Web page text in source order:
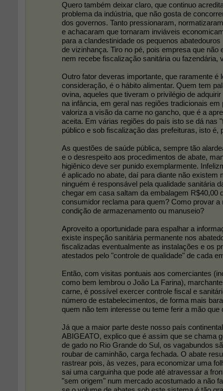
Quero também deixar claro, que continuo
problema da indústria, que não gosta de
dos governos. Tanto pressionaram,
e achacaram que tornaram inviáveis
para a clandestinidade os pequenos
de vizinhança. Tiro no pé, pois empresa que não
nem recebe fiscalização sanitária ou fazendária,
Outro fator deveras importante, que raramente é
consideração, é o hábito alimentar. Quem tem
ovina, aqueles que tiveram o privilégio de
na infância, em geral nas regiões tradicionais
valoriza a visão da carne no gancho, que é a
aceita. Em várias regiões do país isto se dá nas
público e sob fiscalização das prefeituras, isto é,
As questões de saúde pública, sempre tão
e o desrespeito aos procedimentos de abate,
higiênico deve ser punido exemplarmente.
é aplicado no abate, daí para diante não existem
ninguém é responsável pela qualidade sanitária
chegar em casa saltam da embalagem R$40,00
consumidor reclama para quem? Como provar a
condição de armazenamento ou manuseio?
Aproveito a oportunidade para espalhar a
existe inspeção sanitária permanente nos
fiscalizadas eventualmente as instalações e os
atestados pelo "controle de qualidade" de cada
Então, com visitas pontuais aos comerciantes
como bem lembrou o João La Farina),
carne, é possível exercer controle fiscal e
número de estabelecimentos, de forma mais
quem não tem interesse ou teme ferir a mão que
Já que a maior parte deste nosso país
ABIGEATO, explico que é assim que se chama
de gado no Rio Grande do Sul, os vagabundos
roubar de caminhão, carga fechada. O abate
rastrear pois, às vezes, para economizar uma
sai uma carguinha que pode até atravessar a
"sem origem" num mercado acostumado a não